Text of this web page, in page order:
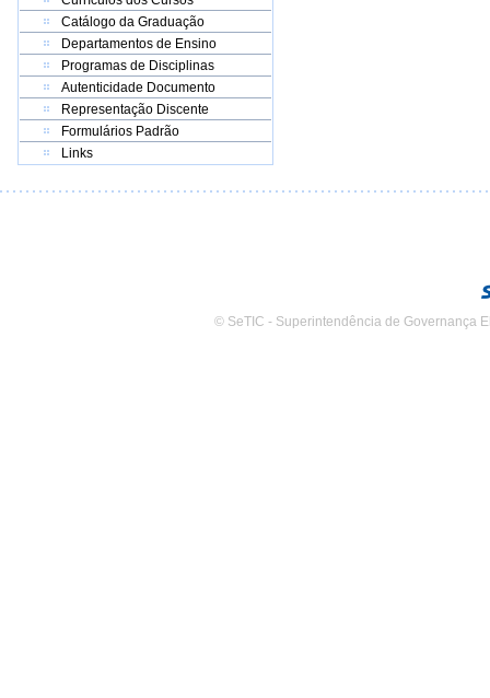
Catálogo da Graduação
Departamentos de Ensino
Programas de Disciplinas
Autenticidade Documento
Representação Discente
Formulários Padrão
Links
© SeTIC - Superintendência de Governança